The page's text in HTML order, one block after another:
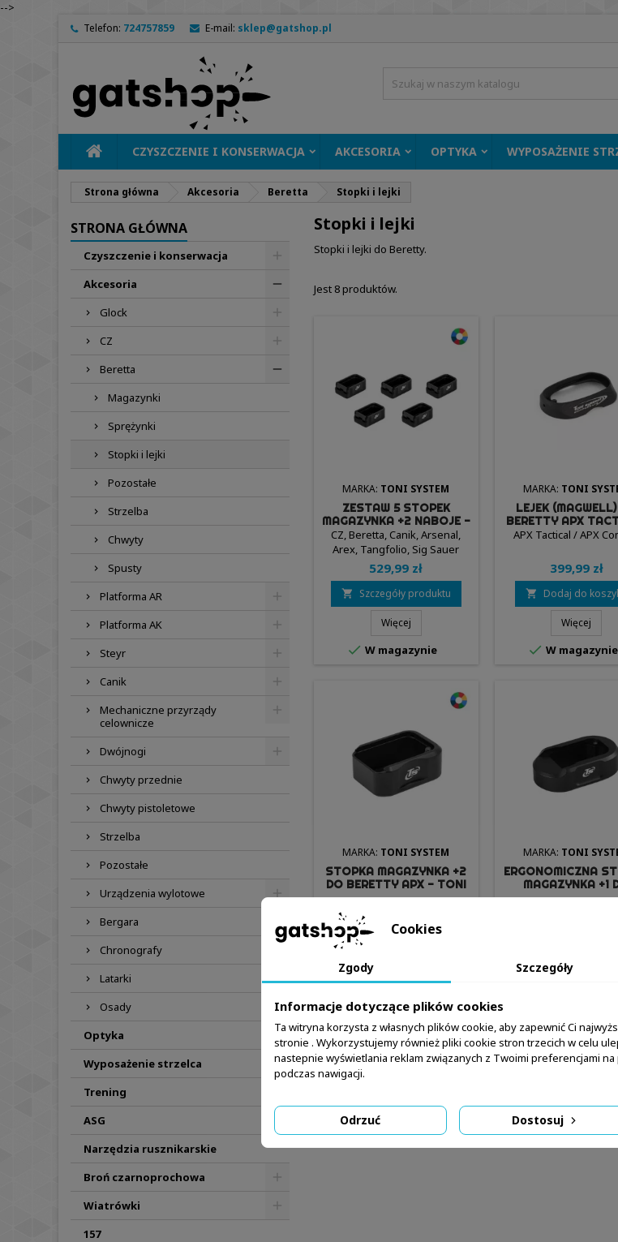
-->
Telefon: 724757859 E-mail: sklep@gatshop.pl
CZYSZCZENIE I KONSERWACJA AKCESORIA OPTYKA WYPOSAŻENIE
Strona główna Akcesoria Beretta Stopki i lejki
STRONA GŁÓWNA
Czyszczenie i konserwacja
Akcesoria
Glock
CZ
Beretta
Magazynki
Sprężynki
Stopki i lejki
Pozostałe
Strzelba
Chwyty
Spusty
Platforma AR
Platforma AK
Steyr
Canik
Mechaniczne przyrządy
celownicze
Dwójnogi
Chwyty przednie
Chwyty pistoletowe
Strzelba
Pozostałe
Urządzenia wylotowe
Bergara
Chronografy
Latarki
Osady
Optyka
Wyposażenie strzelca
Trening
ASG
Narzędzia rusznikarskie
Broń czarnoprochowa
Wiatrówki
157
Stopki i lejki
Stopki i lejki do Beretty.
Jest 8 produktów.
MARKA: TONI SYSTEM
ZESTAW 5 STOPEK
MAGAZYNKA +2 NABOJE -
TONI SYSTEM
CZ, Beretta, Canik, Arsenal,
Arex, Tangfolio, Sig Sauer
529,99 zł
 Szczegóły produktu
Więcej
 W magazynie
MARKA: TONI
LEJEK
BERETTY APX
- TONI
APX Tactical / APX
399,99 zł
 Dodaj do
Więcej
 W magazynie
MARKA: TONI SYSTEM
STOPKA MAGAZYNKA +2
DO BERETTY APX - TONI
SYSTEM
149,99 zł
Więcej
W magazynie
MARKA: TONI
ERGONOMICZNA
MAGAZYNKA +1
BERETTY 92X -
Pokazano 1-8 z 8 pozycji
Cookies
Zgody Szczegóły
Informacje dotyczące plików cookies
Ta witryna korzysta z własnych plików cookie, aby zapewnić Ci
stronie . Wykorzystujemy również pliki cookie stron trzecich w celu
nastepnie wyświetlania reklam związanych z Twoimi preferencjami
podczas nawigacji.
Odrzuć Dostosuj